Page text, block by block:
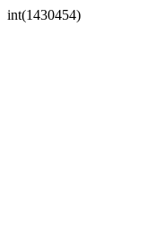
int(1430454)